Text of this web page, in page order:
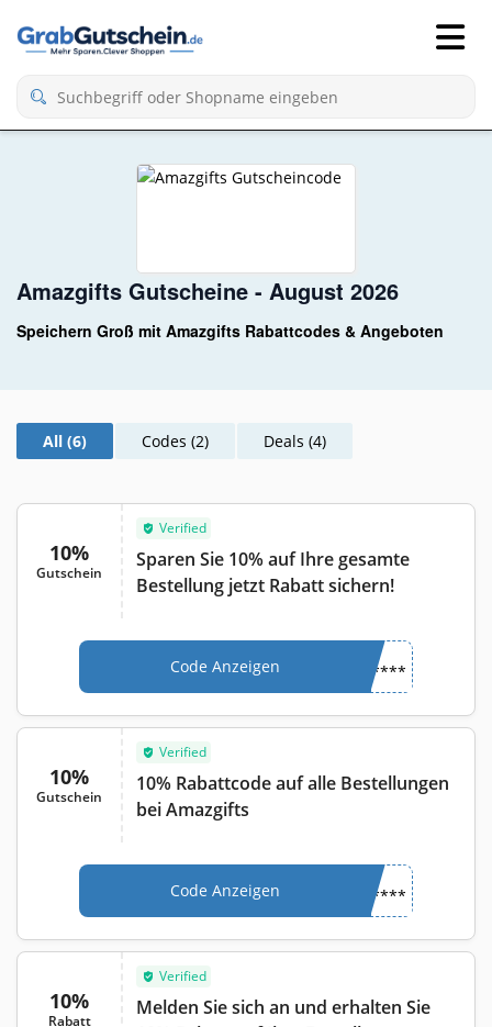
Amazgifts Gutscheine - August 2026
Speichern Groß mit Amazgifts Rabattcodes & Angeboten
All (6) Codes (2) Deals (4)
10%
Gutschein
Verified
Sparen Sie 10% auf Ihre gesamte
Bestellung jetzt Rabatt sichern!
Code Anzeigen ****
10%
Gutschein
Verified
10% Rabattcode auf alle Bestellungen
bei Amazgifts
Code Anzeigen ****
10%
Rabatt
Verified
Melden Sie sich an und erhalten Sie